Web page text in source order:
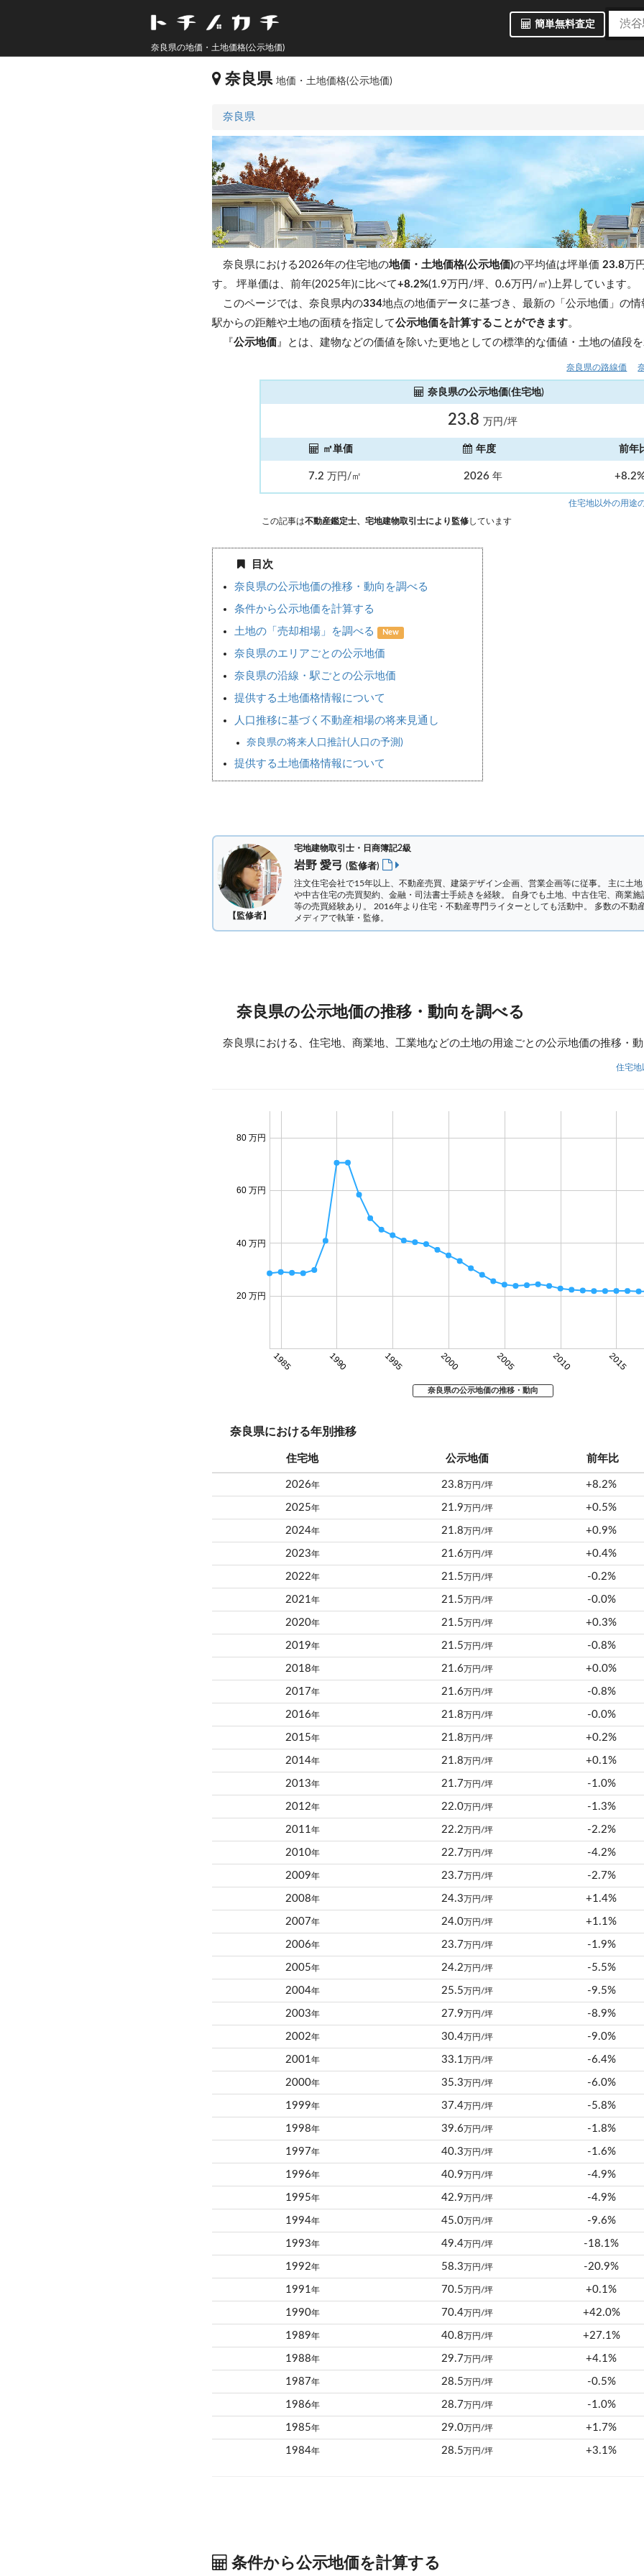
簡単無料査定
奈良県の地価・土地価格(公示地価)
奈良県地価・土地価格(公示地価)
奈良県
奈良県における2026年の住宅地の地価・土地価格(公示地価)の平均値は坪単価23.8 万
す。坪単価は、前年(2025年)に比べて+8.2%(1.9万円/坪、0.6万円/㎡)上昇しています。
このページでは、奈良県内の334地点の地価データに基づき、最新の「公示地価」の
駅からの距離や土地の面積を指定して公示地価を計算することができます。
『公示地価 』とは、建物などの価値を除いた更地としての標準的な価値・土地の値段
奈良県の路線価
奈良県の公示地価(住宅地)
23.8万円/坪
㎡単価 年度 前年
7.2 万円/㎡ 2026 年
住宅地以外の用途
この記事は不動産鑑定士、宅地建物取引士により監修しています
目次
奈良県の公示地価の推移・動向を調べる
条件から公示地価を計算する
土地の「売却相場」を調べる New
奈良県のエリアごとの公示地価
奈良県の沿線・駅ごとの公示地価
提供する土地価格情報について
人口推移に基づく不動産相場の将来見通し
奈良県の将来人口推計(人口の予測)
提供する土地価格情報について
【監修者】
宅地建物取引士・日商簿記2級
岩野 愛弓(監修者)
注文住宅会社で15年以上、不動産売買、建築デザイン企画、営業企画等に従事。 主に土地
や中古住宅の売買契約、金融・司法書士手続きを経験。 自身でも土地、中古住宅、商業施
等の売買経験あり。 2016年より住宅・不動産専門ライターとしても活動中。 多数の不動
メディアで執筆・監修。
奈良県の公示地価の推移・動向を調べる
奈良県における、住宅地、商業地、工業地などの土地の用途ごとの公示地価の推移・
住宅地
1985 1990 1995 2000 2005 2010 2015
20 万円
40 万円
60 万円
80 万円
奈良県の公示地価の推移・動向
奈良県における年別推移
住宅地 公示地価 前年比
2026年 23.8万円/坪 +8.2%
2025年 21.9万円/坪 +0.5%
2024年 21.8万円/坪 +0.9%
2023年 21.6万円/坪 +0.4%
2022年 21.5万円/坪 -0.2%
2021 年 21.5万円/坪 -0.0%
2020年 21.5万円/坪 +0.3%
2019年 21.5万円/坪 -0.8%
2018年 21.6万円/坪 +0.0%
2017年 21.6万円/坪 -0.8%
2016年 21.8万円/坪 -0.0%
2015年 21.8万円/坪 +0.2%
2014年 21.8万円/坪 +0.1%
2013年 21.7万円/坪 -1.0%
2012年 22.0万円/坪 -1.3%
2011 年 22.2万円/坪 -2.2%
2010年 22.7万円/坪 -4.2%
2009年 23.7万円/坪 -2.7%
2008年 24.3万円/坪 +1.4%
2007年 24.0万円/坪 +1.1%
2006年 23.7万円/坪 -1.9%
2005年 24.2万円/坪 -5.5%
2004年 25.5万円/坪 -9.5%
2003年 27.9万円/坪 -8.9%
2002年 30.4万円/坪 -9.0%
2001 年 33.1万円/坪 -6.4%
2000年 35.3万円/坪 -6.0%
1999年 37.4万円/坪 -5.8%
1998年 39.6万円/坪 -1.8%
1997年 40.3万円/坪 -1.6%
1996年 40.9万円/坪 -4.9%
1995年 42.9万円/坪 -4.9%
1994年 45.0万円/坪 -9.6%
1993年 49.4万円/坪 -18.1%
1992年 58.3万円/坪 -20.9%
1991 年 70.5万円/坪 +0.1%
1990年 70.4万円/坪 +42.0%
1989年 40.8万円/坪 +27.1%
1988年 29.7万円/坪 +4.1%
1987年 28.5万円/坪 -0.5%
1986年 28.7万円/坪 -1.0%
1985年 29.0万円/坪 +1.7%
1984年 28.5万円/坪 +3.1%
条件から公示地価を計算する